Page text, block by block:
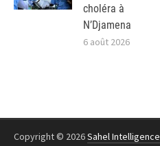
choléra à
N’Djamena
6 août 2026
Copyright © 2026Sahel Intelligence